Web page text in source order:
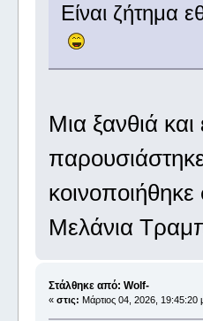
Είναι ζήτημα
Μια ξανθιά
Μελάνια
Στάλθηκε από: Wolf-
« στις: Μάρτιος 04, 2026, 19:45:20